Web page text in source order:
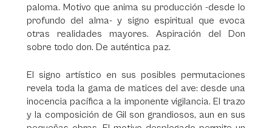
paloma. Motivo que anima su producción -desde lo
profundo del alma- y signo espiritual que evoca
otras realidades mayores. Aspiración del Don
sobre todo don. De auténtica paz.
El signo artístico en sus posibles permutaciones
revela toda la gama de matices del ave: desde una
inocencia pacífica a la imponente vigilancia. El trazo
y la composición de Gil son grandiosos, aun en sus